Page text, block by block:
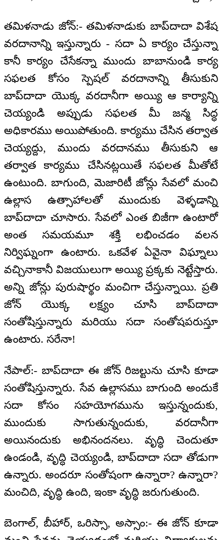
తమిళనాడు జోన్:- తమిళనాడుకు బాప్‌దాదా విశేష
వరదానాన్ని ఇస్తున్నారు - సదా ఏ కార్యం చేస్తున్నా
కానీ కార్యం చేసేకన్నా ముందు బాబానుండి కార్య
సఫలత కోసం స్పెషల్ వరదానాన్ని తీసుకుని
బాప్‌దాదా యొక్క వరదానీగా అయ్యి ఆ కార్యాన్ని
చెయ్యండి అప్పుడు సఫలత మీ జన్మ సిద్ధ
అధికారము అయిపోతుంది. కార్యము చేసిన తర్వాత
చెయ్యద్దు, ముందు వరదానము తీసుకుని ఆ
తర్వాత కార్యము చేసినట్లయితే సఫలత మీతోటే
ఉంటుంది. బాగుంది, మెజారిటీ జోన్లు సేవలో మంచి
ఉల్లాస ఉత్సాహాలతో ముందుకు వెళ్ళడాన్ని
బాప్‌దాదా చూసారు. సేవలో ఎంత బిజీగా ఉంటారో
అంత సమయమూ శక్తి లభించడం వలన
నిర్విఘ్నంగా ఉంటారు. ఒకవేళ ఏవైనా విఘ్నాలు
వచ్చినాకానీ విజయులుగా అయ్యి ప్రక్కకు నెట్టేస్తారు.
అన్ని జోన్లు పురుషార్థం మంచిగా చేస్తున్నాయి. ప్రతి
జోన్ యొక్క లక్ష్యం చూసి బాప్‌దాదా
సంతోషిస్తున్నారు మరియు సదా సంతోషపరుస్తూ
ఉంటారు. సరేనా!
నేపాల్:- బాప్‌దాదా ఈ జోన్ రిజల్టును చూసి కూడా
సంతోషిస్తున్నారు. సేవ ఉల్లాసము బాగుంది అందుకే
సదా కోసం సహయోగమును ఇస్తున్నందుకు,
ముందుకు సాగుతున్నందుకు, వరదానీగా
అయినందుకు అభినందనలు. వృద్ధి చెందుతూ
ఉండండి, వృద్ధి చెయ్యండి, బాప్‌దాదా సదా తోడుగా
ఉన్నారు. అందరూ సంతోషంగా ఉన్నారా? ఉన్నారా?
మంచిది, వృద్ధి ఉంది, ఇంకా వృద్ధి జరుగుతుంది.
బెంగాల్, బీహార్, ఒరిస్సా, అస్సాం:- ఈ జోన్ కూడా